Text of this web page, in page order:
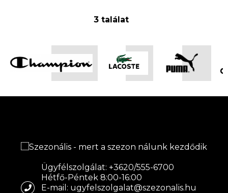
3 találat
Ügyfélszolgálat: +3620/555-6700
Hétfő-Péntek 8:00-16:00
E-mail: ugyfelszolgalat@szezonalis.hu